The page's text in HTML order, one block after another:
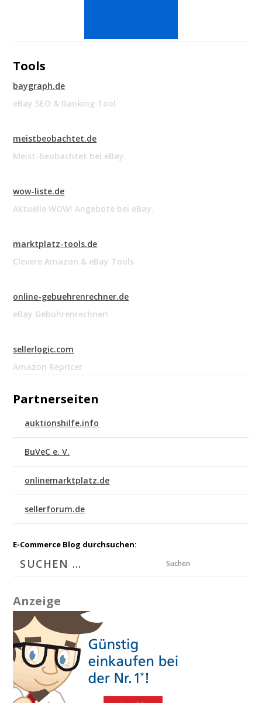
Tools
baygraph.de
eBay SEO & Ranking Tool
meistbeobachtet.de
Meist-beobachtet bei eBay.
wow-liste.de
Aktuelle WOW! Angebote bei eBay.
marktplatz-tools.de
Clevere Amazon & eBay Tools
online-gebuehrenrechner.de
eBay Gebührenrechner!
sellerlogic.com
Amazon Repricer
Partnerseiten
auktionshilfe.info
BuVeC e. V.
onlinemarktplatz.de
sellerforum.de
E-Commerce Blog durchsuchen:
Suchen
Anzeige